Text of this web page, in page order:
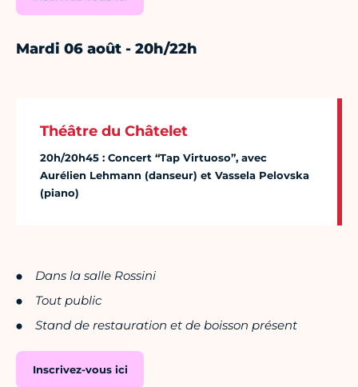
Mardi 06 août - 20h/22h
Théâtre du Châtelet
20h/20h45 : Concert “Tap Virtuoso”, avec
Aurélien Lehmann (danseur) et Vassela Pelovska
(piano)
Dans la salle Rossini
Tout public
Stand de restauration et de boisson présent
Inscrivez-vous ici